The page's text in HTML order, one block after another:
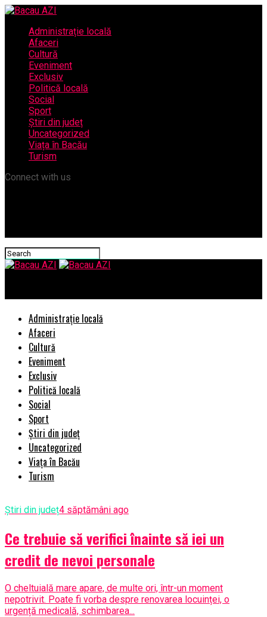
Administrație locală
Afaceri
Cultură
Eveniment
Exclusiv
Politică locală
Social
Sport
Știri din județ
Uncategorized
Viața în Bacău
Turism
Connect with us
Administrație locală
Afaceri
Cultură
Eveniment
Exclusiv
Politică locală
Social
Sport
Știri din județ
Uncategorized
Viața în Bacău
Turism
Știri din județ4 săptămâni ago
Ce trebuie să verifici înainte să iei un
credit de nevoi personale
O cheltuială mare apare, de multe ori, într-un moment
nepotrivit. Poate fi vorba despre renovarea locuinței, o
urgență medicală, schimbarea...